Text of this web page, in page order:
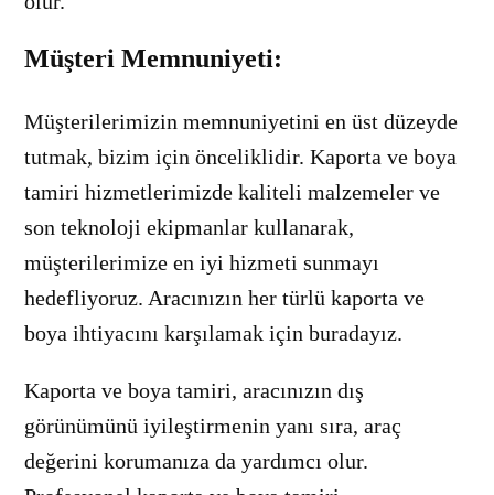
Müşteri Memnuniyeti:
Müşterilerimizin memnuniyetini en üst düzeyde
tutmak, bizim için önceliklidir. Kaporta ve boya
tamiri hizmetlerimizde kaliteli malzemeler ve
son teknoloji ekipmanlar kullanarak,
müşterilerimize en iyi hizmeti sunmayı
hedefliyoruz. Aracınızın her türlü kaporta ve
boya ihtiyacını karşılamak için buradayız.
Kaporta ve boya tamiri, aracınızın dış
görünümünü iyileştirmenin yanı sıra, araç
değerini korumanıza da yardımcı olur.